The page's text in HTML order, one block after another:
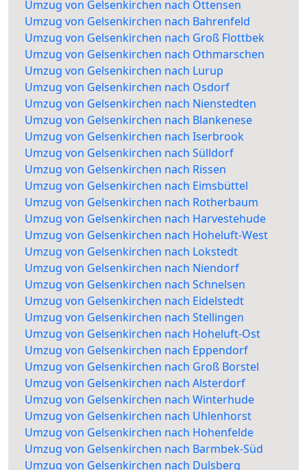
Umzug von Gelsenkirchen nach Ottensen
Umzug von Gelsenkirchen nach Bahrenfeld
Umzug von Gelsenkirchen nach Groß Flottbek
Umzug von Gelsenkirchen nach Othmarschen
Umzug von Gelsenkirchen nach Lurup
Umzug von Gelsenkirchen nach Osdorf
Umzug von Gelsenkirchen nach Nienstedten
Umzug von Gelsenkirchen nach Blankenese
Umzug von Gelsenkirchen nach Iserbrook
Umzug von Gelsenkirchen nach Sülldorf
Umzug von Gelsenkirchen nach Rissen
Umzug von Gelsenkirchen nach Eimsbüttel
Umzug von Gelsenkirchen nach Rotherbaum
Umzug von Gelsenkirchen nach Harvestehude
Umzug von Gelsenkirchen nach Hoheluft-West
Umzug von Gelsenkirchen nach Lokstedt
Umzug von Gelsenkirchen nach Niendorf
Umzug von Gelsenkirchen nach Schnelsen
Umzug von Gelsenkirchen nach Eidelstedt
Umzug von Gelsenkirchen nach Stellingen
Umzug von Gelsenkirchen nach Hoheluft-Ost
Umzug von Gelsenkirchen nach Eppendorf
Umzug von Gelsenkirchen nach Groß Borstel
Umzug von Gelsenkirchen nach Alsterdorf
Umzug von Gelsenkirchen nach Winterhude
Umzug von Gelsenkirchen nach Uhlenhorst
Umzug von Gelsenkirchen nach Hohenfelde
Umzug von Gelsenkirchen nach Barmbek-Süd
Umzug von Gelsenkirchen nach Dulsberg